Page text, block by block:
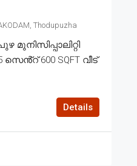
Thodupuzha
600 SQFT വീട്
Details